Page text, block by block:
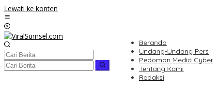
Lewati ke konten
Beranda
Undang-Undang Pers
Pedoman Media Cyber
Tentang Kami
Redaksi